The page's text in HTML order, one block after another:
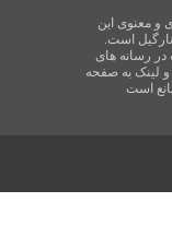
و معنوی این
است.
در رسانه های
و لینک به صفحه
است